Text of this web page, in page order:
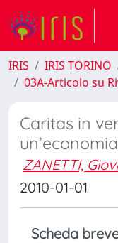
IRIS IRIS TORINO
03A-Articolo su
Caritas in
ZANETTI,
2010-01-01
Scheda